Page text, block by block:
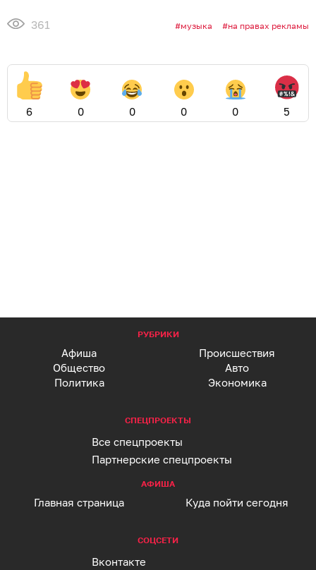
361 музыка на правах рекламы
6 0 0 0 0 5
РУБРИКИ
Афиша
Происшествия
Общество
Авто
Политика
Экономика
СПЕЦПРОЕКТЫ
Все спецпроекты
Партнерские спецпроекты
АФИША
Главная страница Куда пойти сегодня
СОЦСЕТИ
Вконтакте